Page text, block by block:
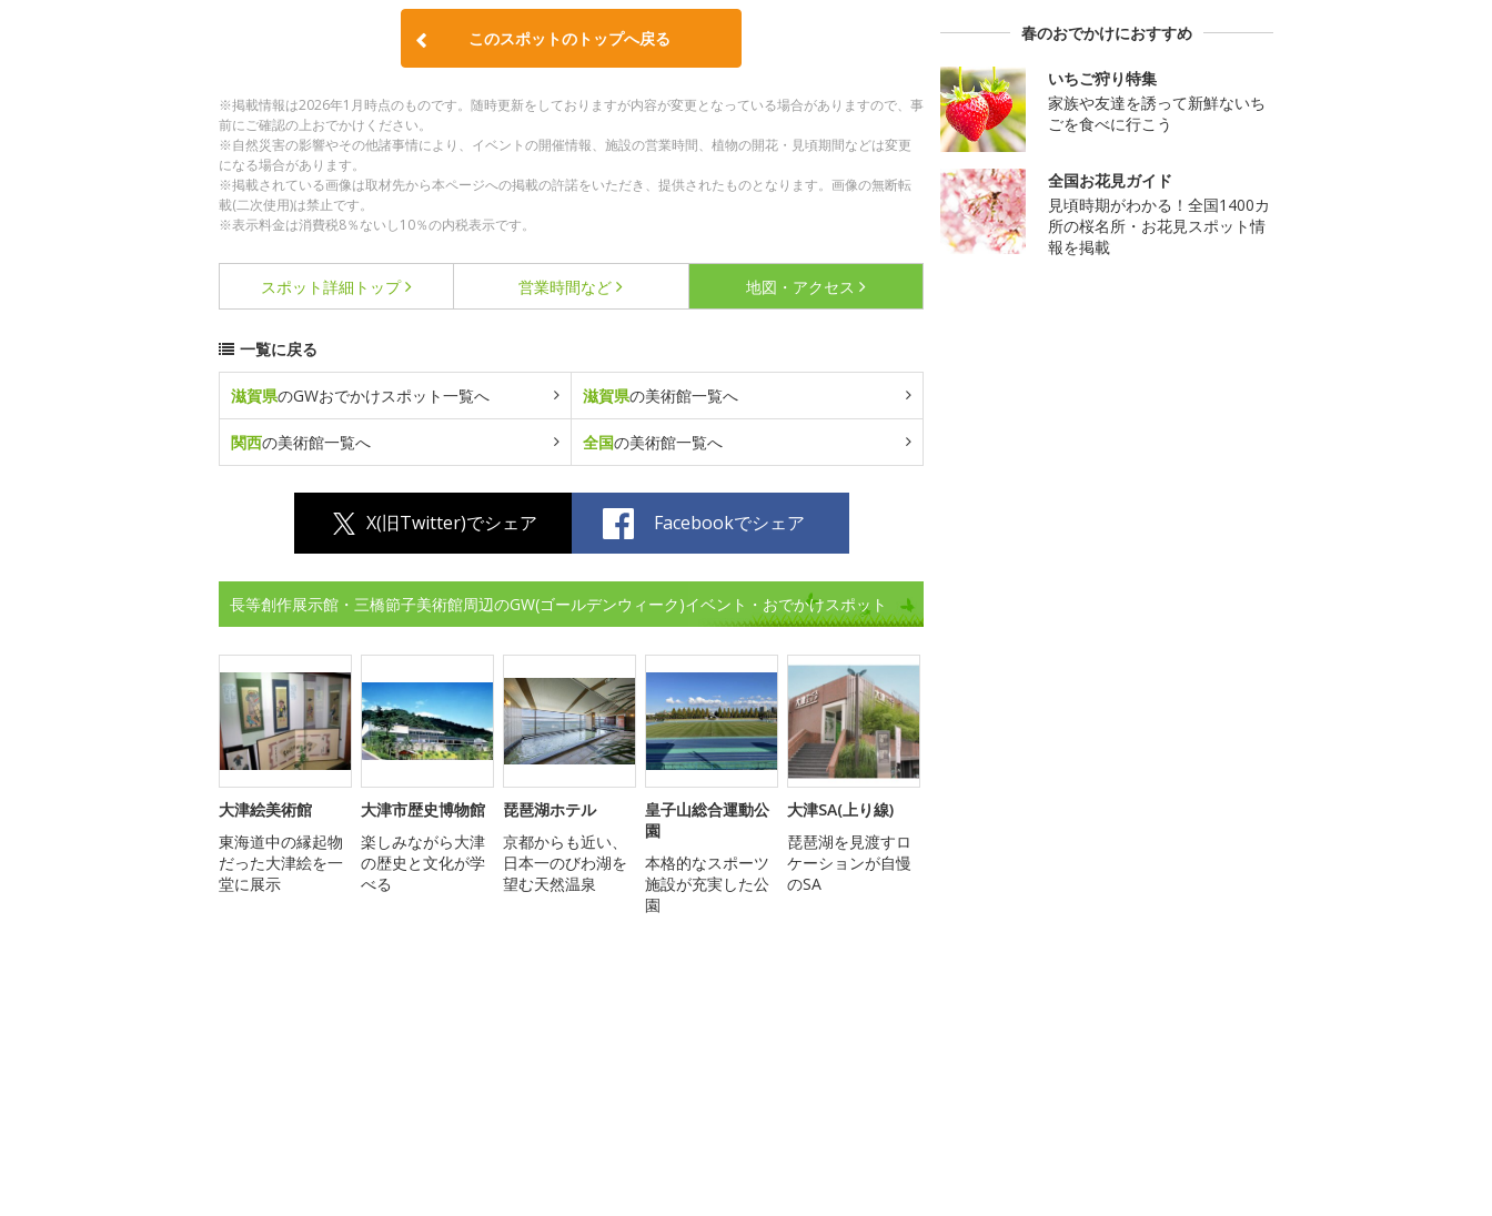
このスポットのトップへ戻る
※掲載情報は2026年1月時点のものです。随時更新をしておりますが内容が変更となっている場合がありますので、事
前にご確認の上おでかけください。
※自然災害の影響やその他諸事情により、イベントの開催情報、施設の営業時間、植物の開花・見頃期間などは変更
になる場合があります。
※掲載されている画像は取材先から本ページへの掲載の許諾をいただき、提供されたものとなります。画像の無断転
載(二次使用)は禁止です。
※表示料金は消費税8％ないし10％の内税表示です。
スポット詳細 トップ 営業時間など 地図・アクセス
一覧に戻る
滋賀県のGWおでかけスポット一覧へ 滋賀県の美術館一覧へ
関西の美術館一覧へ 全国の美術館一覧へ
X(旧Twitter)でシェア Facebookでシェア
長等創作展示館・三橋節子美術館周辺のGW(ゴールデンウィーク)イベント・おでかけスポット
大津絵美術館
東海道中の縁起物
だった大津絵を一
堂に展示
大津市歴史博物館
楽しみながら大津
の歴史と文化が学
べる
琵琶湖ホテル
京都からも近い、
日本一のびわ湖を
望む天然温泉
皇子山総合運動公
園
本格的なスポーツ
施設が充実した公
園
大津SA(上り線)
琵琶湖を見渡すロ
ケーションが自慢
のSA
春のおでかけにおすすめ
いちご狩り特集
家族や友達を誘って新鮮ないち
ごを食べに行こう
全国お花見ガイド
見頃時期がわかる！全国1400カ
所の桜名所・お花見スポット情
報を掲載